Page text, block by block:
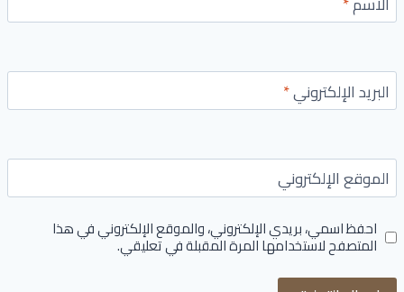
البريد الإلكتروني*
الموقع الإلكتروني
احفظ اسمي، بريدي الإلكتروني، والموقع الإلكتروني في هذا
المتصفح لاستخدامها المرة المقبلة في تعليقي.